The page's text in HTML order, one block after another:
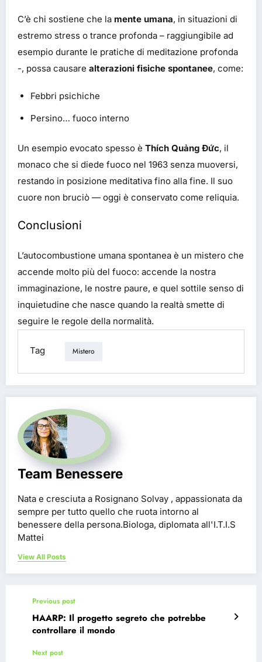
C’è chi sostiene che la mente umana, in situazioni di
estremo stress o trance profonda – raggiungibile ad
esempio durante le pratiche di meditazione profonda
-, possa causare alterazioni fisiche spontanee, come:
Febbri psichiche
Persino… fuoco interno
Un esempio evocato spesso è Thích Quảng Đức, il
monaco che si diede fuoco nel 1963 senza muoversi,
restando in posizione meditativa fino alla fine. Il suo
cuore non bruciò — oggi è conservato come reliquia.
Conclusioni
L’autocombustione umana spontanea è un mistero che
accende molto più del fuoco: accende la nostra
immaginazione, le nostre paure, e quel sottile senso di
inquietudine che nasce quando la realtà smette di
seguire le regole della normalità.
Tag Mistero
Team Benessere
Nata e cresciuta a Rosignano Solvay , appassionata da
sempre per tutto quello che ruota intorno al
benessere della persona.Biologa, diplomata all'I.T.I.S
Mattei
View All Posts
Previous post
HAARP: Il progetto segreto che potrebbe
controllare il mondo
Next post